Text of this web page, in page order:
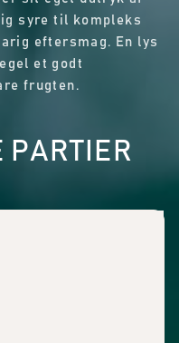
syre til kompleks
eftersmag. En lys
et godt
frugten.
PARTIER